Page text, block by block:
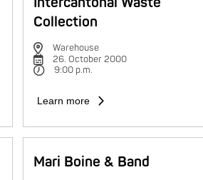
Collection
Warehouse
26. October 2000
9:00 p.m.
Learn more
Mari Boine & Band